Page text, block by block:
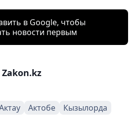
в Google, чтобы
новости первым
Актобе
Кызылорда